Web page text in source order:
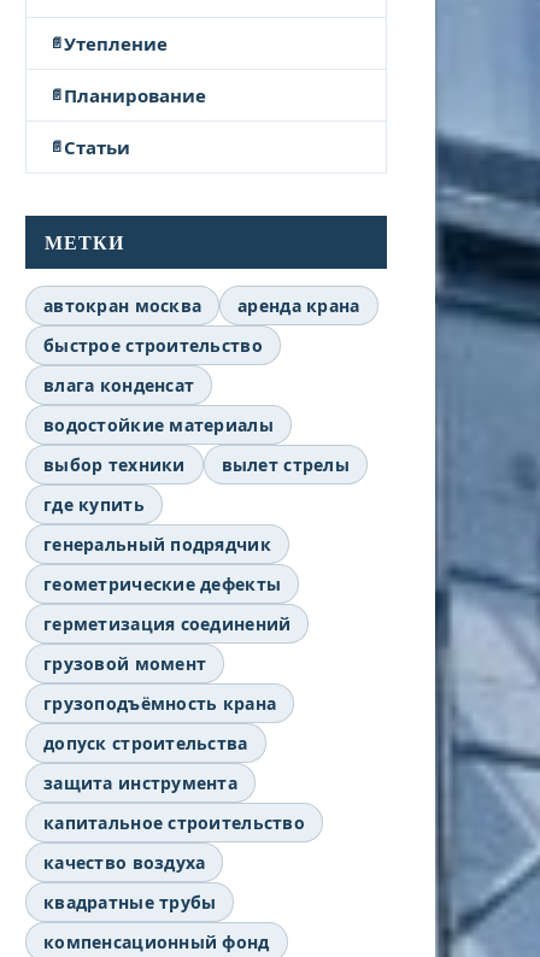
Утепление
Планирование
Статьи
МЕТКИ
автокран москва
аренда крана
быстрое строительство
влага конденсат
водостойкие материалы
выбор техники
вылет стрелы
где купить
генеральный подрядчик
геометрические дефекты
герметизация соединений
грузовой момент
грузоподъёмность крана
допуск строительства
защита инструмента
капитальное строительство
качество воздуха
квадратные трубы
компенсационный фонд